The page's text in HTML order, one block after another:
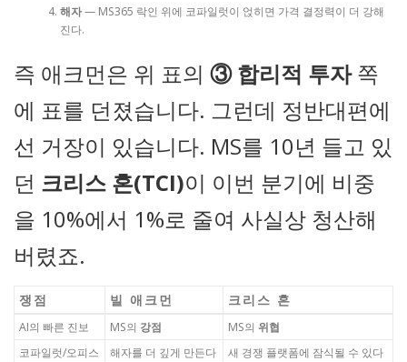
해자— MS365 락인 위에 코파일럿이 얹히면 가격 결정력이 더 강해
진다.
즉 애크먼은 위 표의 ③ 합리적 투자쪽
에 표를 던졌습니다. 그런데 정반대편에
선 거장이 있습니다. MS를 10년 들고 있
던 크리스 혼(TCI)이 이번 분기에 비중
을 10%에서 1%로 줄여 사실상 청산해
버렸죠.
쟁점 빌 애크먼 크리스 혼
AI의 빠른 진보 MS의 강점 MS의 위협
코파일럿/오피스
해자를 더 깊게 만든다
새 경쟁 플랫폼에 잠식될 수 있다